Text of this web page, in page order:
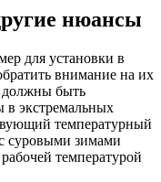
нюансы
для установки в
внимание на их
должны быть
в экстремальных
температурный
суровыми зимами
температурой